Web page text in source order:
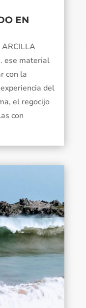
EN
ese material
con la
del
el regocijo
con